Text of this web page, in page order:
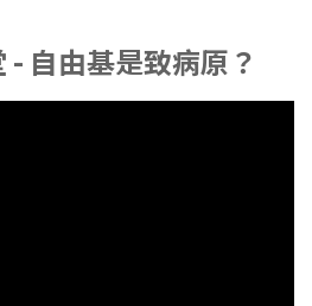
- 自由基是致病原？